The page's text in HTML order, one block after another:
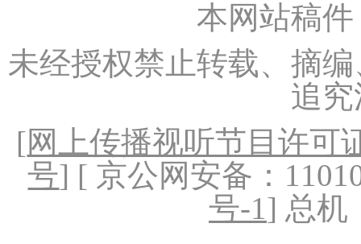
本网站稿
未经授权禁止转载、摘
追
[网上传播视听节目许可
号] [ 京公网安备：
号-1] 总机